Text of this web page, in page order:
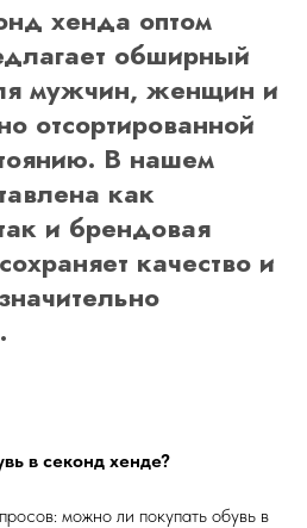
хенда оптом
обширный
мужчин, женщин и
отсортированной
В нашем
как
и брендовая
качество и
в секонд хенде?
можно ли покупать обувь в